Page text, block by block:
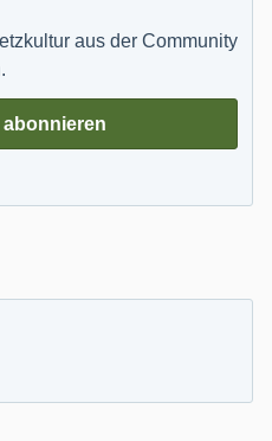
aus der Community
abonnieren